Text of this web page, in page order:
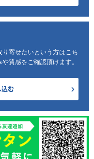
寄せたいという方はこち
質感をご確認頂けます。
む